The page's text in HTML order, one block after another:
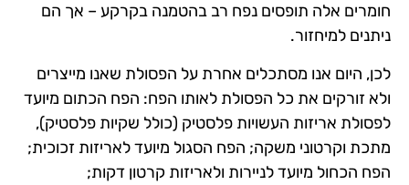
חומרים אלה תופסים נפח רב בהטמנה בקרקע – אך הם
ניתנים למיחזור.
לכן, היום אנו מסתכלים אחרת על הפסולת שאנו מייצרים
ולא זורקים את כל הפסולת לאותו הפח: הפח הכתום מיועד
לפסולת אריזות העשויות פלסטיק (כולל שקיות פלסטיק),
מתכת וקרטוני משקה; הפח הסגול מיועד לאריזות זכוכית;
הפח הכחול מיועד לניירות ולאריזות קרטון דקות;